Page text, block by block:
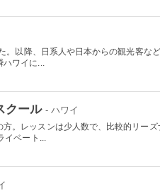
。以降、日系人や日本からの観光客な
ハワイに...
クール - ハワイ
。レッスンは少人数で、比較的リー
イベート...